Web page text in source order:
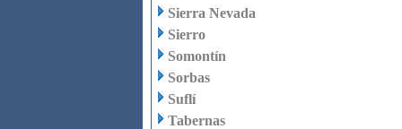
Sierra Nevada
Sierro
Somontín
Sorbas
Suflí
Tabernas